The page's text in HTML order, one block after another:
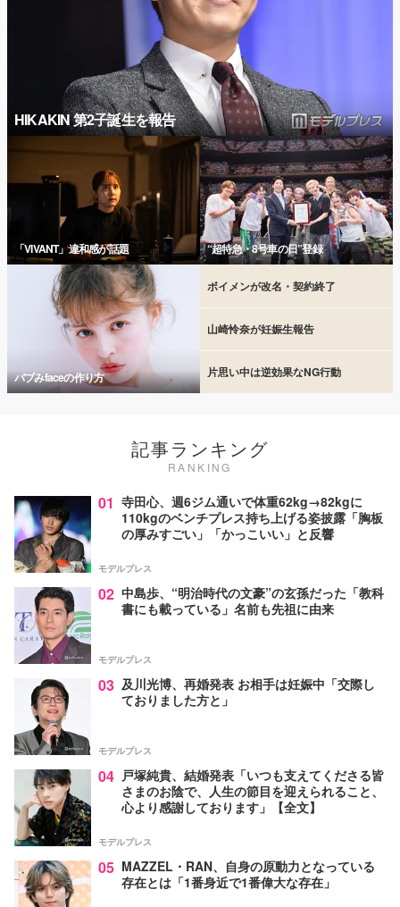
HIKAKIN 第2子誕生を報告
「VIVANT」違和感が話題 “超特急・8号車の日”登録
バブみfaceの作り方
ボイメンが改名・契約終了
山崎怜奈が妊娠生報告
片思い中は逆効果なNG行動
記事ランキング
RANKING
01 寺田心、週6ジム通いで体重62kg→82kgに
110kgのベンチプレス持ち上げる姿披露「胸板
の厚みすごい」「かっこいい」と反響
モデルプレス
02 中島歩、“明治時代の文豪”の玄孫だった「教科
書にも載っている」名前も先祖に由来
モデルプレス
03 及川光博、再婚発表 お相手は妊娠中「交際し
ておりました方と」
モデルプレス
04 戸塚純貴、結婚発表「いつも支えてくださる皆
さまのお陰で、人生の節目を迎えられること、
心より感謝しております」【全文】
モデルプレス
05 MAZZEL・RAN、自身の原動力となっている
存在とは「1番身近で1番偉大な存在」